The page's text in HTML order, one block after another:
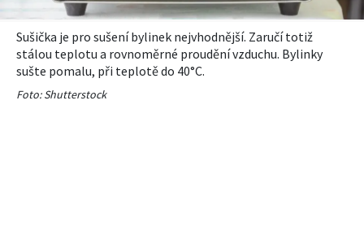
Sušička je pro sušení bylinek nejvhodnější. Zaručí totiž
stálou teplotu a rovnoměrné proudění vzduchu. Bylinky
sušte pomalu, při teplotě do 40°C.
Foto: Shutterstock